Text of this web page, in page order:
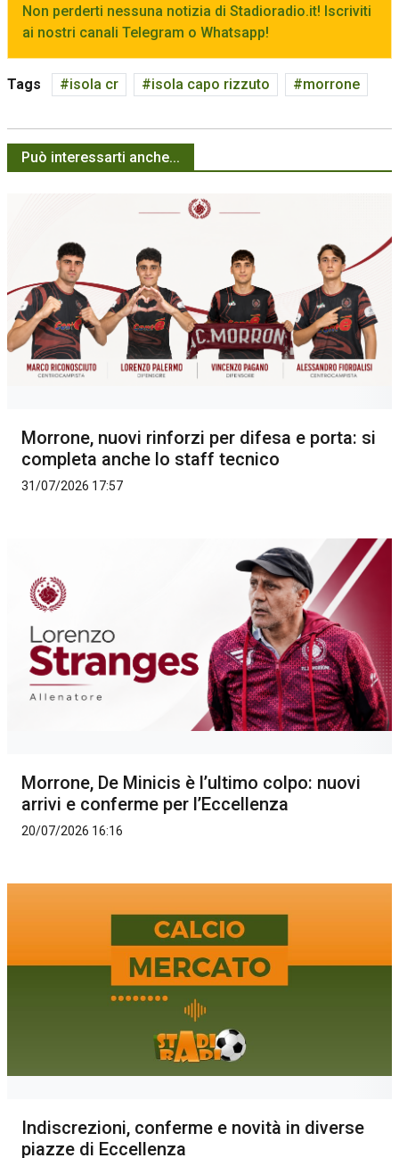
Non perderti nessuna notizia di Stadioradio.it! Iscriviti
ai nostri canali Telegram o Whatsapp!
Tags isola cr isola capo rizzuto morrone
Può interessarti anche...
Morrone, nuovi rinforzi per difesa e porta: si
completa anche lo staff tecnico
31/07/2026 17:57
Morrone, De Minicis è l’ultimo colpo: nuovi
arrivi e conferme per l’Eccellenza
20/07/2026 16:16
Indiscrezioni, conferme e novità in diverse
piazze di Eccellenza